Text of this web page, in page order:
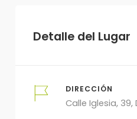
Detalle del Lugar
DIRECCIÓN
Calle Iglesia, 39,